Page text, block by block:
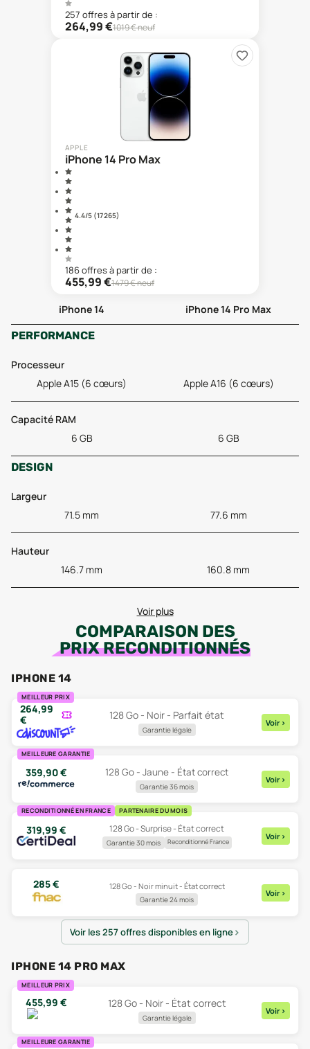
257 offresà partir de :
264,99€1019€ neuf
APPLE
iPhone 14 Pro Max
4.4/5 (17 265)
186offresà partir de :
455,99€1479€ neuf
iPhone 14
iPhone 14 Pro Max
PERFORMANCE
Processeur
Apple A15 (6 cœurs)
Apple A16 (6 cœurs)
Capacité RAM
6 GB
6 GB
DESIGN
Largeur
71.5 mm
77.6 mm
Hauteur
146.7 mm
160.8 mm
Voir plus
COMPARAISON DES
PRIX RECONDITIONNÉS
IPHONE 14
MEILLEUR PRIX
264,99
€
128 Go - Noir - Parfait état
Garantie légale
Voir >
MEILLEURE GARANTIE
359,90€ 128 Go - Jaune - État correct
Garantie 36 mois
Voir >
RECONDITIONNÉ EN FRANCE PARTENAIRE DU MOIS
319,99 € 128 Go - Surprise - État correct
Garantie 30 mois Reconditionné France
Voir >
285€ 128 Go - Noir minuit - État correct
Garantie 24 mois
Voir >
Voir les 257 offres disponibles en ligne
IPHONE 14 PRO MAX
MEILLEUR PRIX
455,99 € 128 Go - Noir - État correct
Garantie légale
Voir >
MEILLEURE GARANTIE